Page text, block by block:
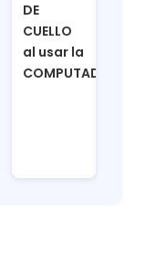
DE
CUELLO
al usar la
COMPUTADORA